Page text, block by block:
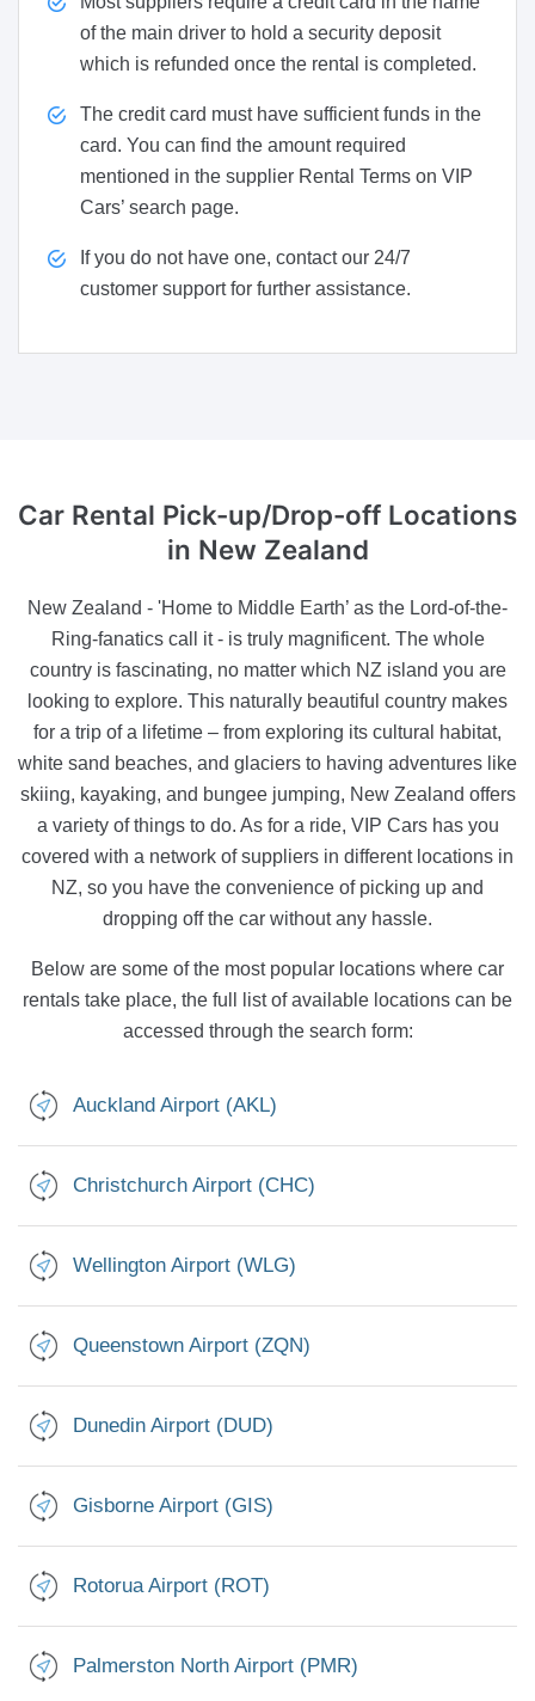
of the main driver to hold a security deposit
which is refunded once the rental is completed.
The credit card must have sufficient funds in the
card. You can find the amount required
mentioned in the supplier Rental Terms on VIP
Cars’ search page.
If you do not have one, contact our 24/7
customer support for further assistance.
Car Rental Pick-up/Drop-off Locations
in New Zealand
New Zealand - 'Home to Middle Earth’ as the Lord-of-the-
Ring-fanatics call it - is truly magnificent. The whole
country is fascinating, no matter which NZ island you are
looking to explore. This naturally beautiful country makes
for a trip of a lifetime – from exploring its cultural habitat,
white sand beaches, and glaciers to having adventures like
skiing, kayaking, and bungee jumping, New Zealand offers
a variety of things to do. As for a ride, VIP Cars has you
covered with a network of suppliers in different locations in
NZ, so you have the convenience of picking up and
dropping off the car without any hassle.
Below are some of the most popular locations where car
rentals take place, the full list of available locations can be
accessed through the search form:
Auckland Airport (AKL)
Christchurch Airport (CHC)
Wellington Airport (WLG)
Queenstown Airport (ZQN)
Dunedin Airport (DUD)
Gisborne Airport (GIS)
Rotorua Airport (ROT)
Palmerston North Airport (PMR)